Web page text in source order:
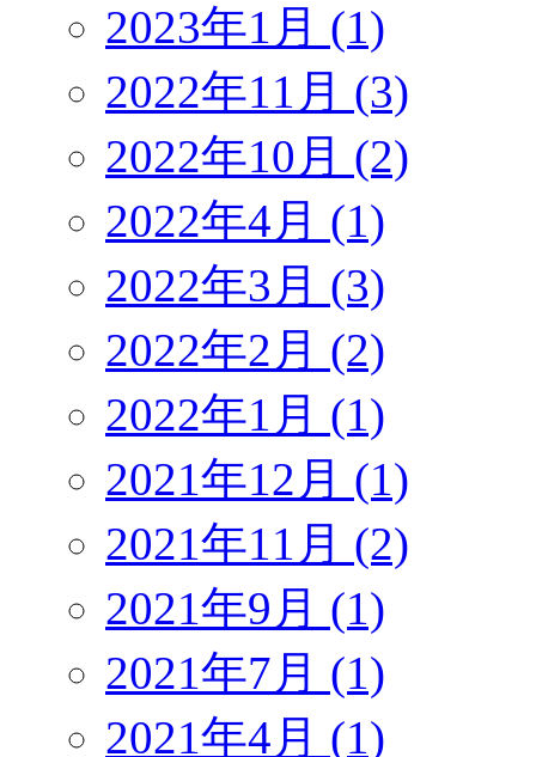
2023年1月 (1)
2022年11月 (3)
2022年10月 (2)
2022年4月 (1)
2022年3月 (3)
2022年2月 (2)
2022年1月 (1)
2021年12月 (1)
2021年11月 (2)
2021年9月 (1)
2021年7月 (1)
2021年4月 (1)